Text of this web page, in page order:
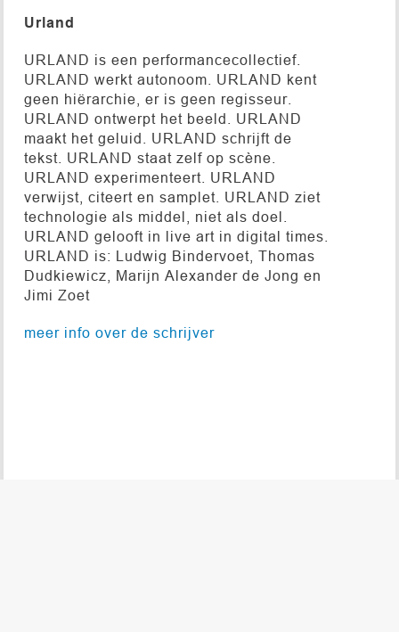
Urland
URLAND is een performancecollectief.
URLAND werkt autonoom. URLAND kent
geen hiërarchie, er is geen regisseur.
URLAND ontwerpt het beeld. URLAND
maakt het geluid. URLAND schrijft de
tekst. URLAND staat zelf op scène.
URLAND experimenteert. URLAND
verwijst, citeert en samplet. URLAND ziet
technologie als middel, niet als doel.
URLAND gelooft in live art in digital times.
URLAND is: Ludwig Bindervoet, Thomas
Dudkiewicz, Marijn Alexander de Jong en
Jimi Zoet
meer info over de schrijver